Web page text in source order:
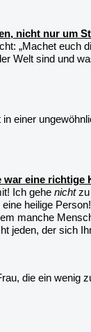
nicht nur um
„Machet euch
Welt sind und
einer
eine
Ich gehe nichtzu
heilige Person!
manche
jeden, der sich
die ein wenig